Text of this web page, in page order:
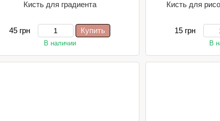
Кисть для градиента
45 грн Купить
В наличии
Кисть для
15 грн
В